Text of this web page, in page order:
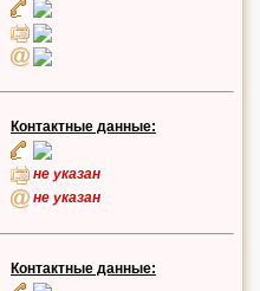
Контактные данные:
не указан
не указан
Контактные данные: